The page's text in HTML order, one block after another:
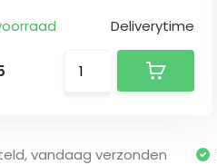
Deliverytime
vandaag verzonden